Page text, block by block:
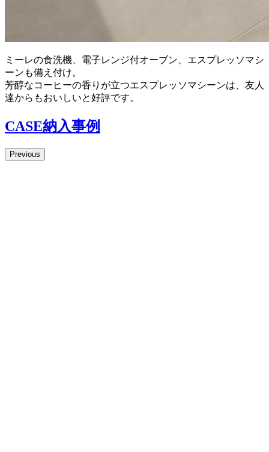
ミーレの食洗機、電子レンジ付オーブン、エスプレッソマシ
ーンも備え付け。
芳醇なコーヒーの香りが立つエスプレッソマシーンは、友人
達からもおいしいと好評です。
CASE納入事例
Previous